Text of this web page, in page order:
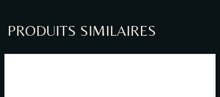
PRODUITS SIMILAIRES